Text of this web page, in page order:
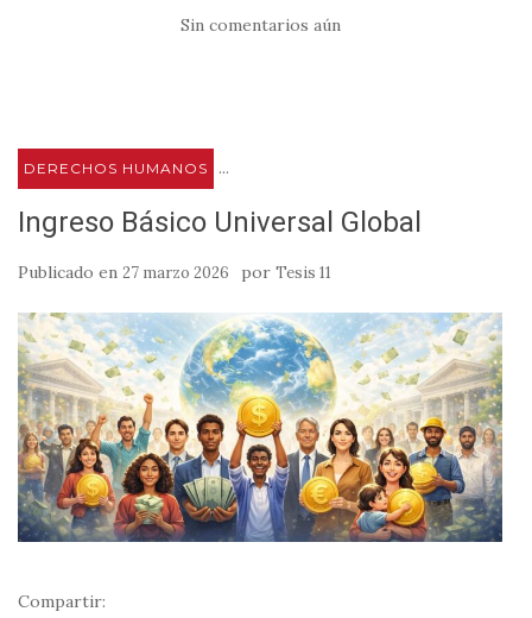
Sin comentarios aún
DERECHOS HUMANOS ...
Ingreso Básico Universal Global
Publicado en 27 marzo 2026 por Tesis 11
Compartir: